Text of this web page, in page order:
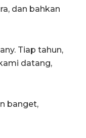
dan bahkan
Tiap tahun,
datang,
banget,